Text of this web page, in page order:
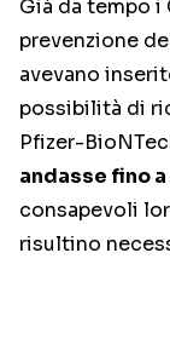
Già da tempo
prevenzione
avevano
possibilità di
Pfizer-
andasse fino
consapevoli
risultino